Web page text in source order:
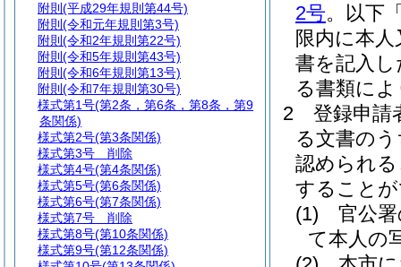
2号。以下
限内に本
書を記入
る書類に
2
登録申請
る文書の
認められ
すること
(1)
官公
て本人の
附則 (平成29年規則第44号)
附則 (令和元年規則第3号)
附則 (令和2年規則第22号)
附則 (令和5年規則第43号)
附則 (令和6年規則第13号)
附則 (令和7年規則第30号)
様式第1号(第2条，第6条，第8条，第9
条関係)
様式第2号(第3条関係)
様式第3号 削除
様式第4号(第4条関係)
様式第5号(第6条関係)
様式第6号(第7条関係)
様式第7号 削除
様式第8号(第10条関係)
様式第9号(第12条関係)